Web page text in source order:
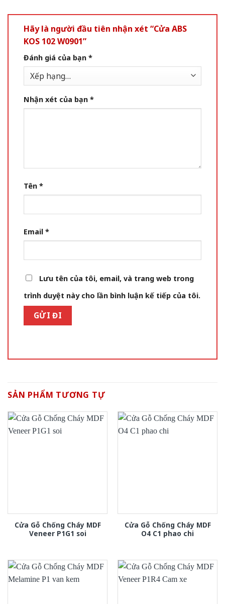
Hãy là người đầu tiên nhận xét “Cửa ABS
KOS 102 W0901”
Đánh giá của bạn *
Nhận xét của bạn *
Tên *
Email *
Lưu tên của tôi, email, và trang web trong
trình duyệt này cho lần bình luận kế tiếp của tôi.
SẢN PHẨM TƯƠNG TỰ
Cửa Gỗ Chống Cháy MDF
Veneer P1G1 soi
Cửa Gỗ Chống Cháy MDF
O4 C1 phao chi